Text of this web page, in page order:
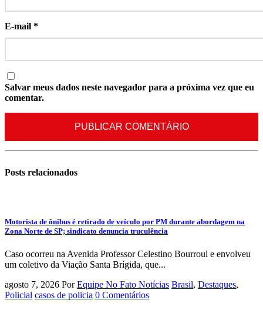
E-mail *
Salvar meus dados neste navegador para a próxima vez que eu
comentar.
Posts relacionados
Motorista de ônibus é retirado de veículo por PM durante abordagem na
Zona Norte de SP; sindicato denuncia truculência
Caso ocorreu na Avenida Professor Celestino Bourroul e envolveu
um coletivo da Viação Santa Brígida, que...
agosto 7, 2026 Por Equipe No Fato Notícias Brasil, Destaques,
Policial casos de policia 0 Comentários